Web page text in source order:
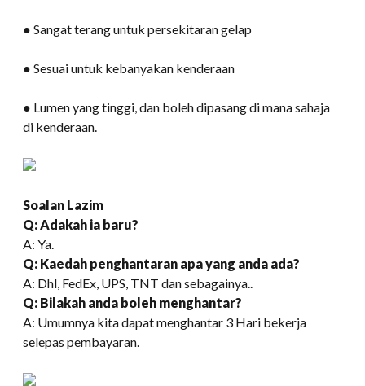
● Sangat terang untuk persekitaran gelap
● Sesuai untuk kebanyakan kenderaan
● Lumen yang tinggi, dan boleh dipasang di mana sahaja
di kenderaan.
Soalan Lazim
Q: Adakah ia baru?
A: Ya.
Q: Kaedah penghantaran apa yang anda ada?
A: Dhl, FedEx, UPS, TNT dan sebagainya..
Q: Bilakah anda boleh menghantar?
A: Umumnya kita dapat menghantar 3 Hari bekerja
selepas pembayaran.